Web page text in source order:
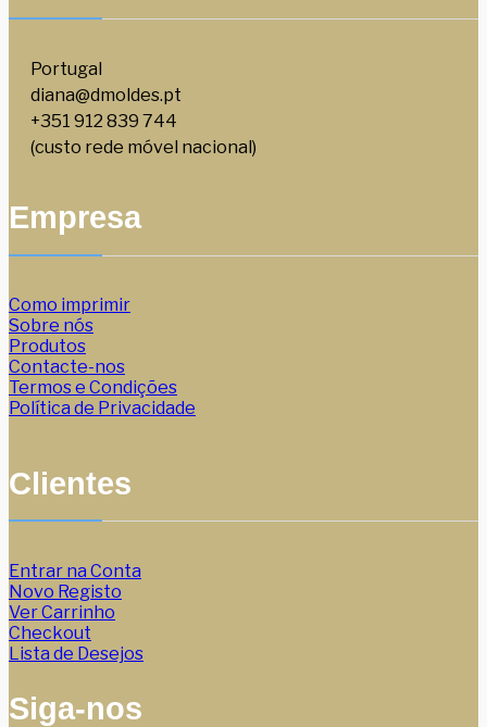
Portugal
diana@dmoldes.pt
+351 912 839 744
(custo rede móvel nacional)
Empresa
Como imprimir
Sobre nós
Produtos
Contacte-nos
Termos e Condições
Política de Privacidade
Clientes
Entrar na Conta
Novo Registo
Ver Carrinho
Checkout
Lista de Desejos
Siga-nos